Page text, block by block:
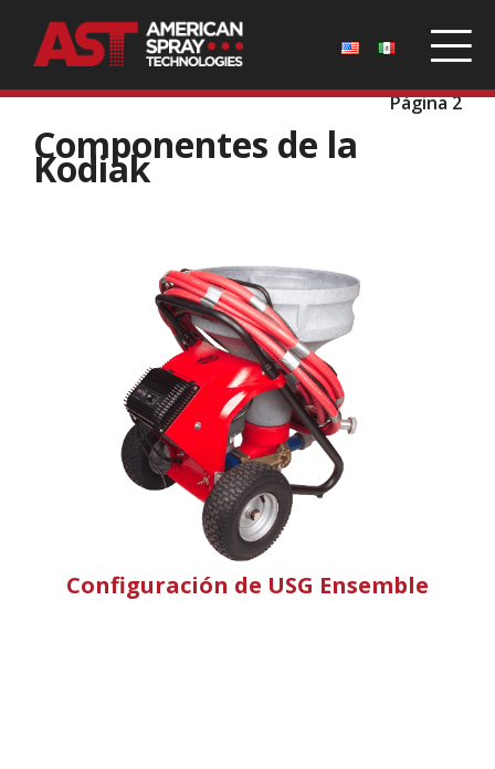
Página 2
Componentes de la
Kodiak
Configuración de USG Ensemble